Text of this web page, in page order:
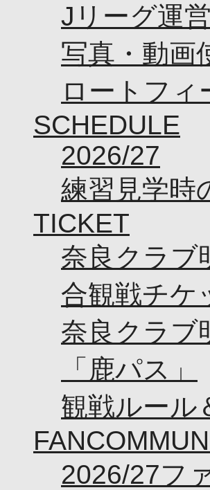
Jリーグ運
写真・動画
ロートフィ
SCHEDULE
2026/27
練習見学時
TICKET
奈良クラブ
合観戦チケ
奈良クラブ
「鹿パス」
観戦ルール
2026/27フ